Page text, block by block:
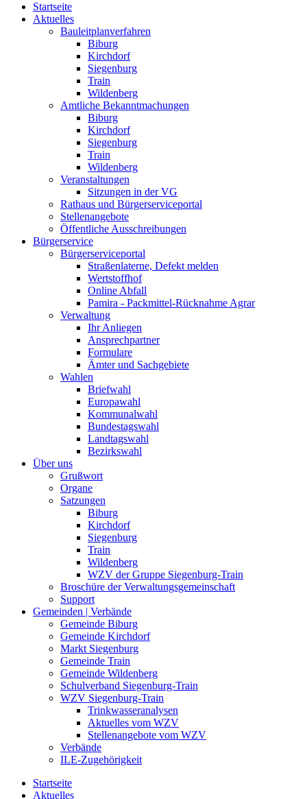
Startseite
Aktuelles
Bauleitplanverfahren
Biburg
Kirchdorf
Siegenburg
Train
Wildenberg
Amtliche Bekanntmachungen
Biburg
Kirchdorf
Siegenburg
Train
Wildenberg
Veranstaltungen
Sitzungen in der VG
Rathaus und Bürgerserviceportal
Stellenangebote
Öffentliche Ausschreibungen
Bürgerservice
Bürgerserviceportal
Straßenlaterne, Defekt melden
Wertstoffhof
Online Abfall
Pamira - Packmittel-Rücknahme Agrar
Verwaltung
Ihr Anliegen
Ansprechpartner
Formulare
Ämter und Sachgebiete
Wahlen
Briefwahl
Europawahl
Kommunalwahl
Bundestagswahl
Landtagswahl
Bezirkswahl
Über uns
Grußwort
Organe
Satzungen
Biburg
Kirchdorf
Siegenburg
Train
Wildenberg
WZV der Gruppe Siegenburg-Train
Broschüre der Verwaltungsgemeinschaft
Support
Gemeinden | Verbände
Gemeinde Biburg
Gemeinde Kirchdorf
Markt Siegenburg
Gemeinde Train
Gemeinde Wildenberg
Schulverband Siegenburg-Train
WZV Siegenburg-Train
Trinkwasseranalysen
Aktuelles vom WZV
Stellenangebote vom WZV
Verbände
ILE-Zugehörigkeit
Startseite
Aktuelles